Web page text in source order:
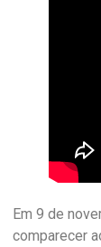
Em 9 de
comparecer